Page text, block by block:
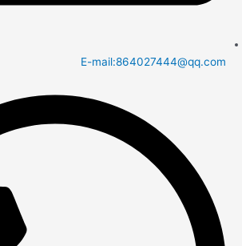
E-mail:864027444@qq.com